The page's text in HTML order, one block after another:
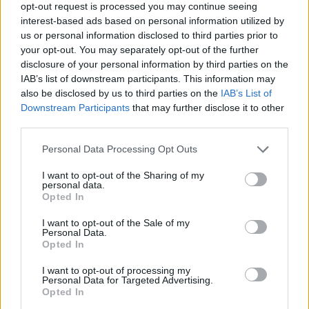
opt-out request is processed you may continue seeing
interest-based ads based on personal information utilized by
us or personal information disclosed to third parties prior to
your opt-out. You may separately opt-out of the further
disclosure of your personal information by third parties on the
IAB’s list of downstream participants. This information may
also be disclosed by us to third parties on the IAB’s List of
Downstream Participants that may further disclose it to other
Personal Data Processing Opt Outs
I want to opt-out of the Sharing of my
personal data.
Opted In
I want to opt-out of the Sale of my
Personal Data.
Opted In
I want to opt-out of processing my
Personal Data for Targeted Advertising.
Opted In
2:0. Wtedy nastał jednak kataklizm i to rywal przejął
inicjatywę, dokonując ostatecznie spektakularnego
powrotu, zwieńczonego heroicznym triumfem 3:2 i
wywalczeniem przepustki do ćwierćfinału Mistrzostw
Świata.
Komplet wyników Polaka na HWC 2019:
27 kwietnia
A83650
3:0
A83650
Tabela grupy C: